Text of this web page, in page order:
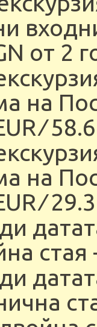
от 2
на
∕
на
∕
стая